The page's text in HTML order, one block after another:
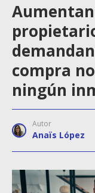
compra
ningún
Autor
Anaïs López